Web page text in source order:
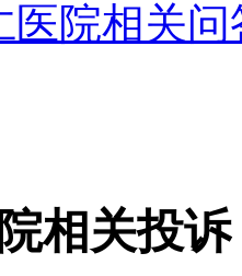
医院相关问
相关投诉